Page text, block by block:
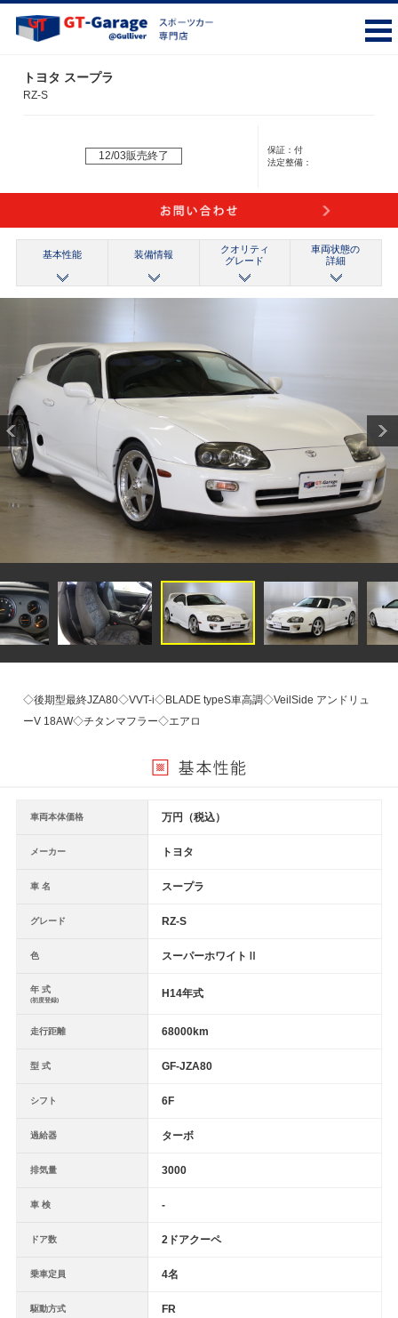
トヨタ スープラ
RZ-S
12/03販売終了 保証：付
法定整備：
基本性能 装備情報
クオリティ
グレード
車両状態の
詳細
◇後期型最終JZA80◇VVT-i◇BLADE typeS車高調◇VeilSide アンドリュ
ーV 18AW◇チタンマフラー◇エアロ
車両本体価格 万円（税込）
メーカー トヨタ
車 名 スープラ
グレード RZ-S
色 スーパーホワイトⅡ
年 式
(初度登録)
H14年式
走行距離 68000km
型 式 GF-JZA80
シフト 6F
過給器 ターボ
排気量 3000
車 検 -
ドア数 2ドアクーペ
乗車定員 4名
駆動方式 FR